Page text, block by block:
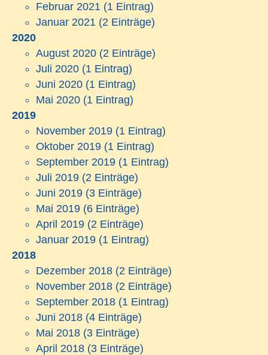
Februar 2021 (1 Eintrag)
Januar 2021 (2 Einträge)
2020
August 2020 (2 Einträge)
Juli 2020 (1 Eintrag)
Juni 2020 (1 Eintrag)
Mai 2020 (1 Eintrag)
2019
November 2019 (1 Eintrag)
Oktober 2019 (1 Eintrag)
September 2019 (1 Eintrag)
Juli 2019 (2 Einträge)
Juni 2019 (3 Einträge)
Mai 2019 (6 Einträge)
April 2019 (2 Einträge)
Januar 2019 (1 Eintrag)
2018
Dezember 2018 (2 Einträge)
November 2018 (2 Einträge)
September 2018 (1 Eintrag)
Juni 2018 (4 Einträge)
Mai 2018 (3 Einträge)
April 2018 (3 Einträge)